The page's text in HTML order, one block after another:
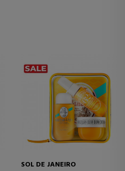
SOL DE JANEIRO